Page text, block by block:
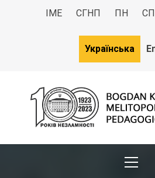
ІМЕ СГНП ПН
Українська
МДПУ